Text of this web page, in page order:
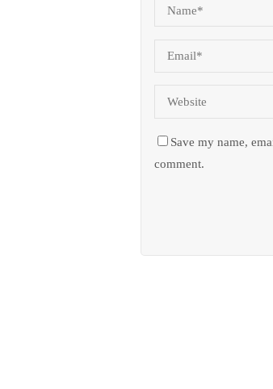
Save my name,
comment.